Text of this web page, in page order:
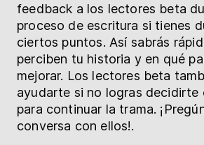
feedback a los lectores beta
proceso de escritura si tienes
ciertos puntos. Así sabrás
perciben tu historia y en qué
mejorar. Los lectores beta
ayudarte si no logras decidirte
para continuar la trama.
conversa con ellos!.